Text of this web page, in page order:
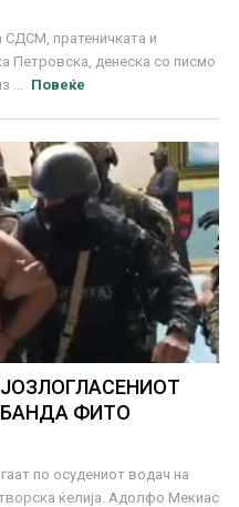
СДСМ, пратеничката и
Петровска, денеска со писмо
...
Повеќе
ФИТО
по осудениот водач на
ќелија. Адолфо Мекиас